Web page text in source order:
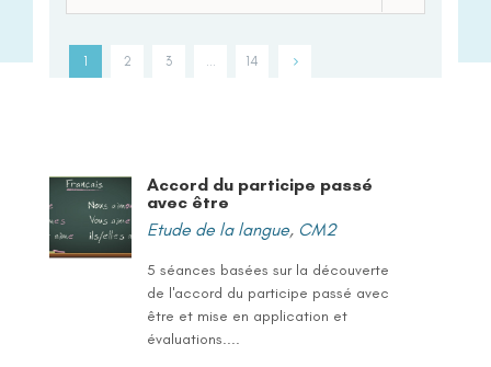
1 2 3 14
Accord du participe passé
avec être
Etude de la langue, CM2
5 séances basées sur la découverte
de l'accord du participe passé avec
être et mise en application et
évaluations....